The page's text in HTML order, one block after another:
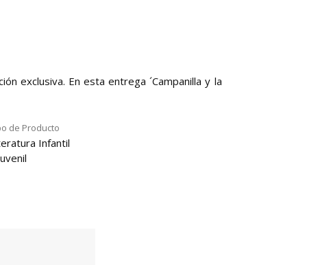
exclusiva. En esta entrega ´Campanilla y la
de Producto
Infantil